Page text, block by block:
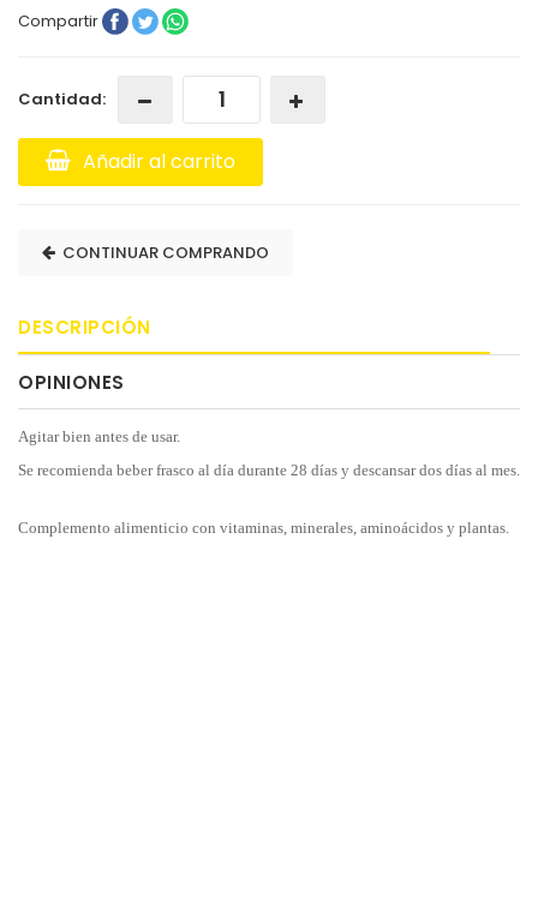
Compartir
Cantidad:
Añadir al carrito
CONTINUAR COMPRANDO
DESCRIPCIÓN
OPINIONES
Agitar bien antes de usar.
Se recomienda beber frasco al día durante 28 días y descansar dos días al mes.
Complemento alimenticio con vitaminas, minerales, aminoácidos y plantas.